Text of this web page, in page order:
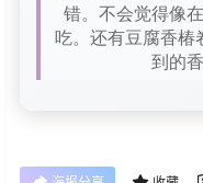
错。不会觉得像
吃。还有豆腐香椿
到的